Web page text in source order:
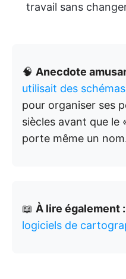
travail sans
🧠 Anecdote
utilisait des
pour organiser ses
siècles avant que le
porte même un
📖 À lire également :
logiciels de